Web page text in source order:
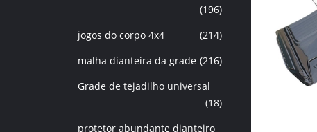
(196)
jogos do corpo 4x4
(214)
malha dianteira da grade (216)
Grade de tejadilho universal
(18)
protetor abundante dianteiro